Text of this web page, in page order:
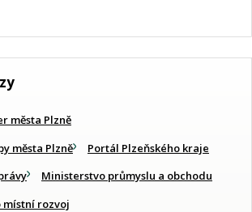
města Plzně
města Plzně
Portál Plzeňského kraje
Ministerstvo průmyslu a obchodu
rozvoj